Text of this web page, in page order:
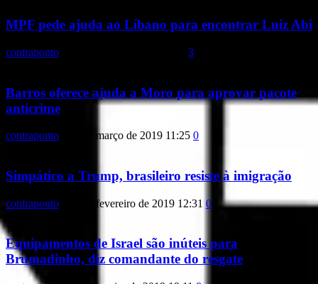
MPF pede ajuda ao Líbano para encontrar Luiz Abi
contraponto 3
Barros oferece ajuda a Moro para aprovar pacote
anticrime
contraponto 21 de março de 2019 11:25 0
Simpático a Trump, brasileiro resiste à imigração
contraponto 23 de fevereiro de 2019 12:31 0
Equipamentos de Israel são inúteis para
Brumadinho, diz comandante do resgate